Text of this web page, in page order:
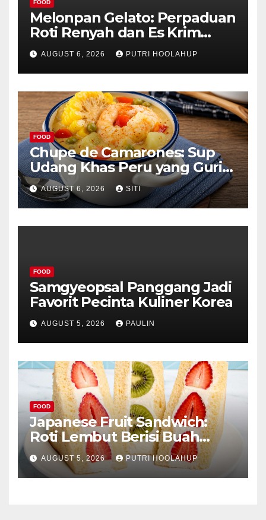
FOOD
Melonpan Gelato: Perpaduan
Roti Renyah dan Es Krim
Lembut yang Menggoda
AUGUST 6, 2026 PUTRI HOOLAHUP
FOOD
Chupe de Camarones: Sup
Udang Khas Peru yang Gurih
Lezat
AUGUST 6, 2026 SITI
FOOD
Samgyeopsal Panggang Jadi
Favorit Pecinta Kuliner Korea
AUGUST 5, 2026 PAULIN
FOOD
Japanese Fruit Sandwich:
Roti Lembut Berisi Buah
Segar yang Memikat Selera
AUGUST 5, 2026 PUTRI HOOLAHUP